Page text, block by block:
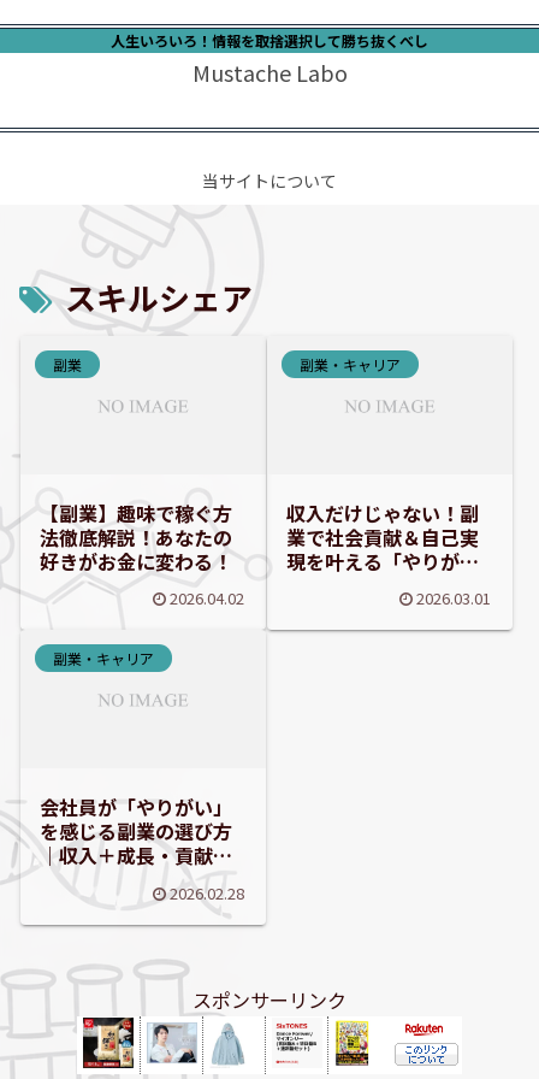
人生いろいろ！情報を取捨選択して勝ち抜くべし
Mustache Labo
当サイトについて
スキルシェア
副業
【副業】趣味で稼ぐ方
法徹底解説！あなたの
好きがお金に変わる！
2026.04.02
副業・キャリア
収入だけじゃない！副
業で社会貢献＆自己実
現を叶える「やりが
2026.03.01
副業・キャリア
会社員が「やりがい」
を感じる副業の選び方
｜収入＋成長・貢献を
両立するコツ
2026.02.28
スポンサーリンク